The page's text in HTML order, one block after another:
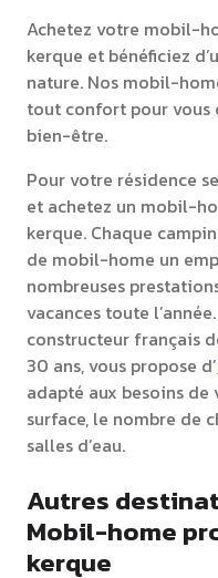
Achetez votre mobil-
kerque et bénéficiez
nature. Nos mobil-
tout confort pour
bien-être.
Pour votre résidence
et achetez un mobil-
kerque. Chaque
de mobil-home un
nombreuses
vacances toute
constructeur français
30 ans, vous propose d’
adapté aux besoins
surface, le nombre de
salles d’eau.
Autres
Mobil-home
kerque